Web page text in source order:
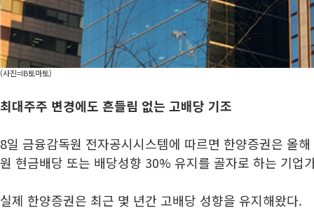
(사진=IB토마토)
최대주주 변경에도 흔들림 없는 고배당 기조
8일 금융감독원 전자공시시스템에 따르면 한양증권은 올
원 현금배당 또는 배당성향 30% 유지를 골자로 하는 기업
실제 한양증권은 최근 몇 년간 고배당 성향을 유지해왔다.